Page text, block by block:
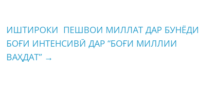
ИШТИРОКИ ПЕШВОИ МИЛЛАТ ДАР БУНЁДИ
БОҒИ ИНТЕНСИВӢ ДАР “БОҒИ МИЛЛИИ
ВАҲДАТ” →